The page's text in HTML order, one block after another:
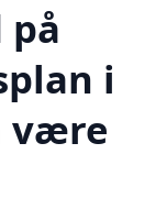
på
i
være